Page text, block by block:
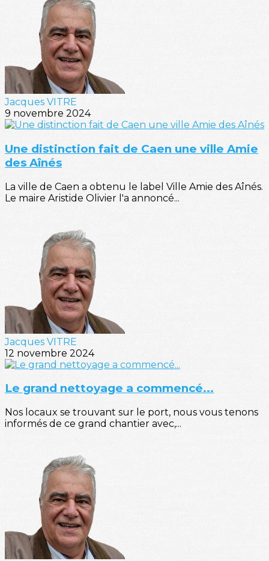
Jacques VITRE
9 novembre 2024
Une distinction fait de Caen une ville Amie
des Aînés
La ville de Caen a obtenu le label Ville Amie des Aînés.
Le maire Aristide Olivier l'a annoncé...
Jacques VITRE
12 novembre 2024
Le grand nettoyage a commencé...
Nos locaux se trouvant sur le port, nous vous tenons
informés de ce grand chantier avec,...